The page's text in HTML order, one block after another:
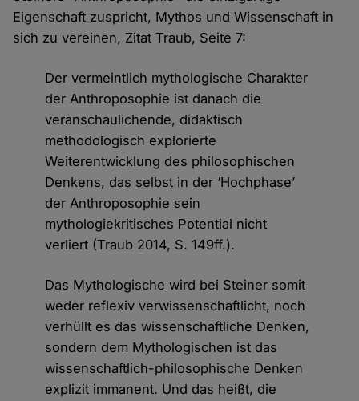
Eigenschaft zuspricht, Mythos und Wissenschaft in
sich zu vereinen, Zitat Traub, Seite 7:
Der vermeintlich mythologische Charakter
der Anthroposophie ist danach die
veranschaulichende, didaktisch
methodologisch explorierte
Weiterentwicklung des philosophischen
Denkens, das selbst in der ‘Hochphase’
der Anthroposophie sein
mythologiekritisches Potential nicht
verliert (Traub 2014, S. 149ff.).
Das Mythologische wird bei Steiner somit
weder reflexiv verwissenschaftlicht, noch
verhüllt es das wissenschaftliche Denken,
sondern dem Mythologischen ist das
wissenschaftlich-philosophische Denken
explizit immanent. Und das heißt, die